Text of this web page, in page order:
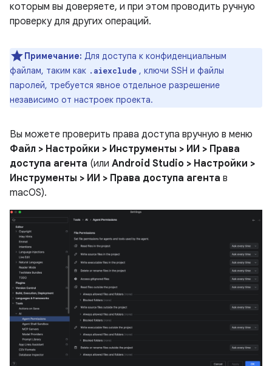
которым вы доверяете, и при этом проводить ручную
проверку для других операций.
Примечание: Для доступа к конфиденциальным
файлам, таким как .aiexclude , ключи SSH и файлы
паролей, требуется явное отдельное разрешение
независимо от настроек проекта.
Вы можете проверить права доступа вручную в меню
Файл > Настройки > Инструменты > ИИ > Права
доступа агента (или Android Studio > Настройки >
Инструменты > ИИ > Права доступа агента в
macOS).